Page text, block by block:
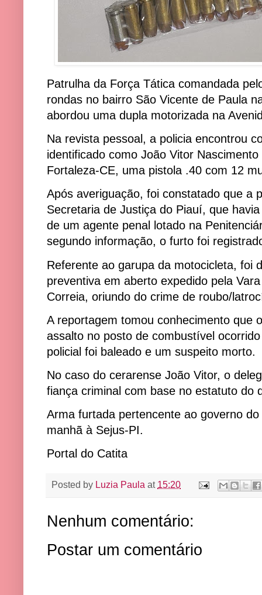
Patrulha da Força Tática comandada
rondas no bairro São Vicente de Paula
abordou uma dupla motorizada na
Na revista pessoal, a policia encontrou
identificado como João Vitor
Fortaleza-CE, uma pistola .40 com 12
Após averiguação, foi constatado que a
Secretaria de Justiça do Piauí, que
de um agente penal lotado na
segundo informação, o furto foi
Referente ao garupa da motocicleta, foi
preventiva em aberto expedido pela
Correia, oriundo do crime de roubo/
A reportagem tomou conhecimento que
assalto no posto de combustível
policial foi baleado e um suspeito morto.
No caso do cerarense João Vitor, o
fiança criminal com base no estatuto do
Arma furtada pertencente ao governo
manhã à Sejus-PI.
Portal do Catita
Posted by Luzia Paula at 15:20
Nenhum comentário:
Postar um comentário